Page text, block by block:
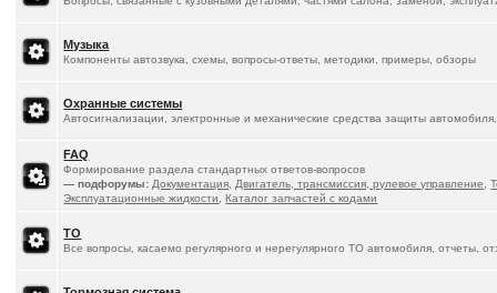
Музыка
Компоненты автозвука, схемы, вопросы-ответы, методики, примеры, обзоры
Охранные системы
Автосигнализации, электронные и механические средства защиты
FAQ
Формирование раздела стандартных ответов-вопросов
— подфорумы: Документация Двигатель, трансмиссия, рулевое управление ,
Эксплуатационные жидкости
,Каталог запчастей с кодами
ТО
Все вопросы, касаемо регулярного и нерегулярного ТО автомобиля, отчеты,